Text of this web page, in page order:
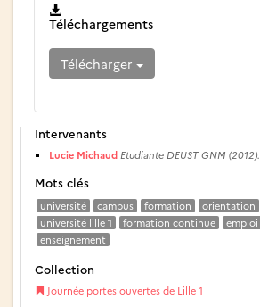
Téléchargements
Télécharger
Intervenants
Lucie Michaud Etudiante DEUST GNM (2012).
Mots clés
université campus formation orientation
université lille 1
formation continue emploi
enseignement
Collection
Journée portes ouvertes de Lille 1